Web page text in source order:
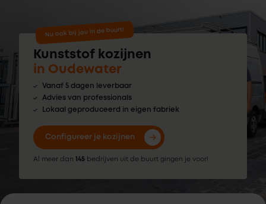
Nu ook bij jou in de buurt!
Kunststof kozijnen
in Oudewater
Vanaf 5 dagen leverbaar
Advies van professionals
Lokaal geproduceerd in eigen fabriek
Configureer je kozijnen
Al meer dan 145 bedrijven uit de buurt gingen je voor!